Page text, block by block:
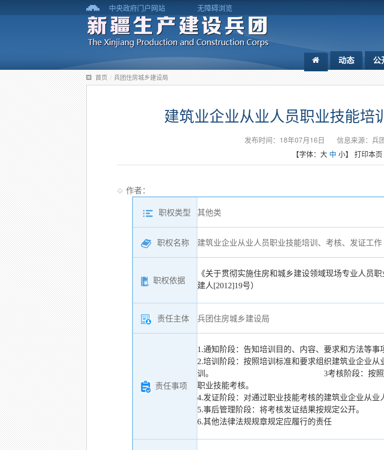
中央政府门户网站 无障碍浏览
动态 公
首页 / 兵团住房城乡建设局
建筑业企业从业人员职业技能培
发布时间：18年07月16日 信息来源：兵
【字体： 大 中 小】 打印本页
作者：
职权类型 其他类
职权名称 建筑业企业从业人员职业技能培训、考核、发证工作
职权依据
《关于贯彻实施住房和城乡建设领域现场专业人员
建人[2012]19号）
责任主体 兵团住房城乡建设局
责任事项
1.通知阶段：告知培训目的、内容、要求和方法等事
2.培训阶段：按照培训标准和要求组织建筑业企业从
训。 3考核阶段：按照培训标准和
职业技能考核。
4.发证阶段：对通过职业技能考核的建筑业企业从业
5.事后管理阶段：将考核发证结果按规定公开。
6.其他法律法规规章规定应履行的责任